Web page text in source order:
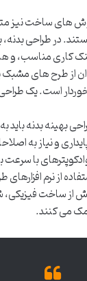
های ساخت نیز
در طراحی
کاری مناسب، و
از طرح های مشبک
است. یک
بهینه بدنه باید
و نیاز به
با سرعت
از ساخت فیزیکی،
می کنند.